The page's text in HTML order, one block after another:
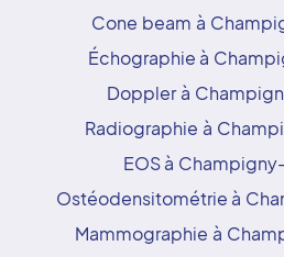
Cone beam à
Échographie à
Doppler à
Radiographie à
EOS à
Ostéodensitométrie à
Mammographie à